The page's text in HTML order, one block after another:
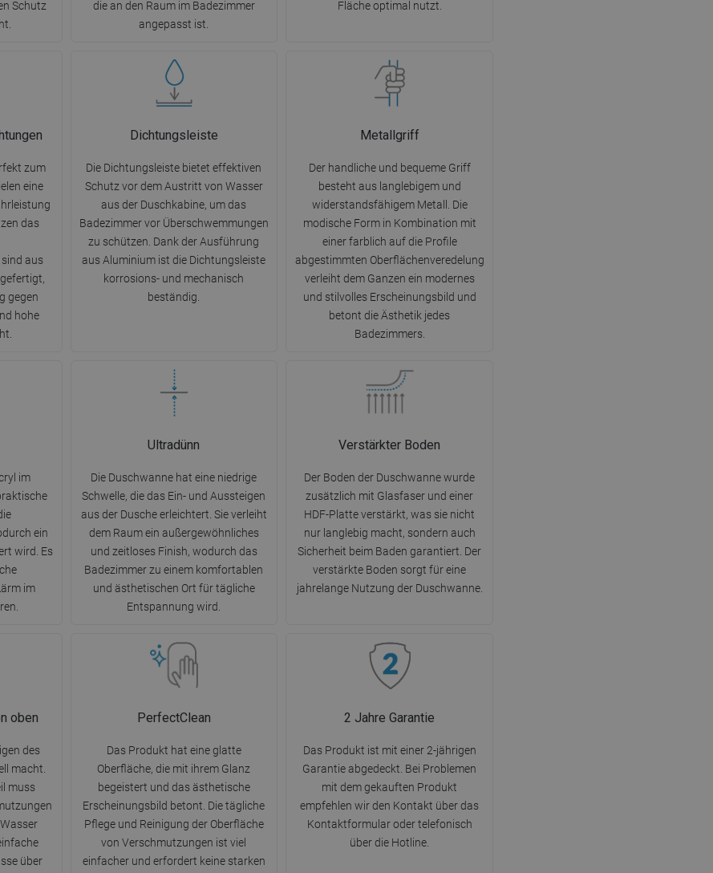
Schutz
die an den Raum im Badezimmer
angepasst ist.
Fläche optimal nutzt.
zum
eine
das
aus
gegen
hohe
Dichtungsleiste
Die Dichtungsleiste bietet effektiven
Schutz vor dem Austritt von Wasser
aus der Duschkabine, um das
Badezimmer vor Überschwemmungen
zu schützen. Dank der Ausführung
aus Aluminium ist die Dichtungsleiste
korrosions- und mechanisch
beständig.
Metallgriff
Der handliche und bequeme Griff
besteht aus langlebigem und
widerstandsfähigem Metall. Die
modische Form in Kombination mit
einer farblich auf die Profile
abgestimmten Oberflächenveredelung
verleiht dem Ganzen ein modernes
und stilvolles Erscheinungsbild und
betont die Ästhetik jedes
Badezimmers.
im
ein
wird. Es
im
Ultradünn
Die Duschwanne hat eine niedrige
Schwelle, die das Ein- und Aussteigen
aus der Dusche erleichtert. Sie verleiht
dem Raum ein außergewöhnliches
und zeitloses Finish, wodurch das
Badezimmer zu einem komfortablen
und ästhetischen Ort für tägliche
Entspannung wird.
Verstärkter Boden
Der Boden der Duschwanne wurde
zusätzlich mit Glasfaser und einer
HDF-Platte verstärkt, was sie nicht
nur langlebig macht, sondern auch
Sicherheit beim Baden garantiert. Der
verstärkte Boden sorgt für eine
jahrelange Nutzung der Duschwanne.
oben
des
macht.
muss
über
PerfectClean
Das Produkt hat eine glatte
Oberfläche, die mit ihrem Glanz
begeistert und das ästhetische
Erscheinungsbild betont. Die tägliche
Pflege und Reinigung der Oberfläche
von Verschmutzungen ist viel
einfacher und erfordert keine starken
2 Jahre Garantie
Das Produkt ist mit einer 2-jährigen
Garantie abgedeckt. Bei Problemen
mit dem gekauften Produkt
empfehlen wir den Kontakt über das
Kontaktformular oder telefonisch
über die Hotline.
SWEDISH
PORTUGUESE
CROATIAN
GREEK
SLOVENIAN